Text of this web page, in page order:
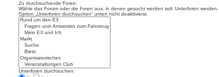
Zu durchsuchende Foren:
Wähle das Forum oder die Foren aus, in denen gesucht werden soll. Unterforen
Option „Unterforen durchsuchen“ unten nicht deaktivierst.
Unterforen durchsuchen: